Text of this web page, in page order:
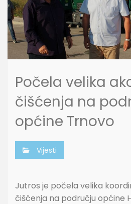
Počela velika
čišćenja na
općine Trnovo
Vijesti
Jutros je počela velika
čišćenja na području općine